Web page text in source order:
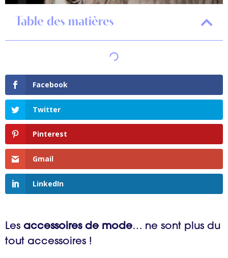
Table des matières
Facebook
Twitter
Pinterest
Gmail
LinkedIn
Les accessoires de mode… ne sont plus du
tout accessoires !